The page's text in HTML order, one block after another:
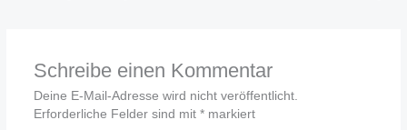
Schreibe einen Kommentar
Deine E-Mail-Adresse wird nicht veröffentlicht.
Erforderliche Felder sind mit *markiert